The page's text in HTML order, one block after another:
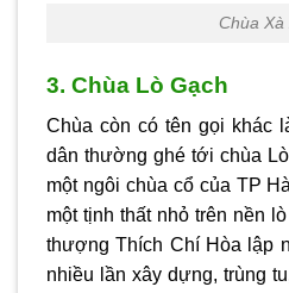
Chùa Xà
3. Chùa Lò Gạch
Chùa còn có tên gọi khác
dân thường ghé tới chùa
một ngôi chùa cổ của TP
một tịnh thất nhỏ trên nền
thượng Thích Chí Hòa lập
nhiều lần xây dựng, trùng